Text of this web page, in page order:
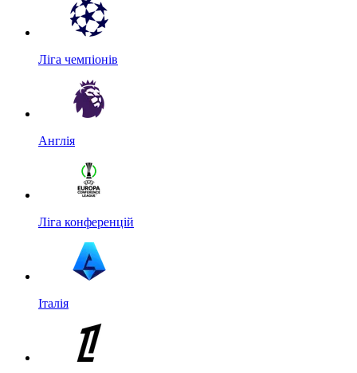
Ліга чемпіонів
Англія
Ліга конференцій
Італія